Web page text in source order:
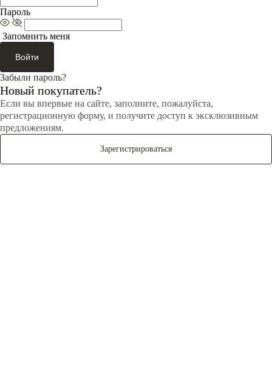
Пароль
Запомнить меня
Войти
Забыли пароль?
Новый покупатель?
Если вы впервые на сайте, заполните, пожалуйста,
регистрационную форму, и получите доступ к эксклюзивным
предложениям.
Зарегистрироваться